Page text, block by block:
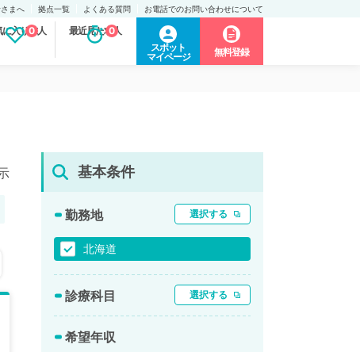
まへ 拠点一覧 よくある質問 お電話でのお問い合わせについて
に入り求人
0 最近見た求人
0
スポット
マイページ
無料登録
基本条件
勤務地 選択する
北海道
診療科目 選択する
希望年収